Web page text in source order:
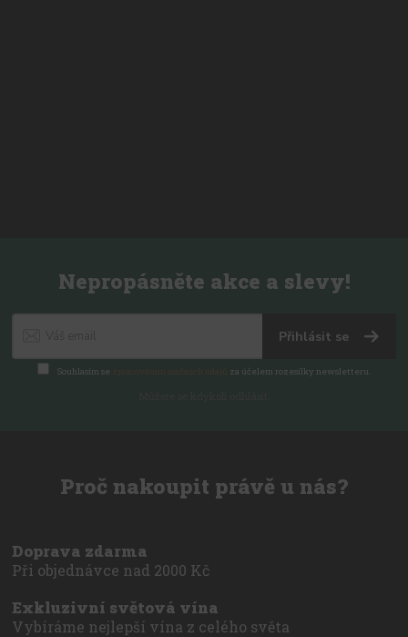
Nepropásněte akce a slevy!
Přihlásit se
Souhlasím se zpracováním osobních údajů za účelem rozesílky newsletteru.
Proč nakoupit právě u nás?
Doprava zdarma
Při objednávce nad 2000 Kč
Exkluzivní světová vína
Vybíráme nejlepší vína z celého světa